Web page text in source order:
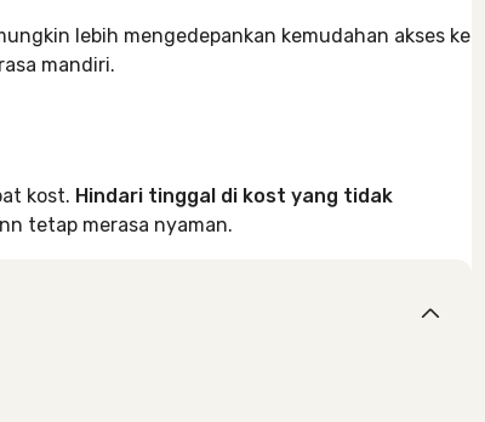
lebih mengedepankan kemudahan akses ke
mandiri.
kost. Hindari tinggal di kost yang tidak
tetap merasa nyaman.